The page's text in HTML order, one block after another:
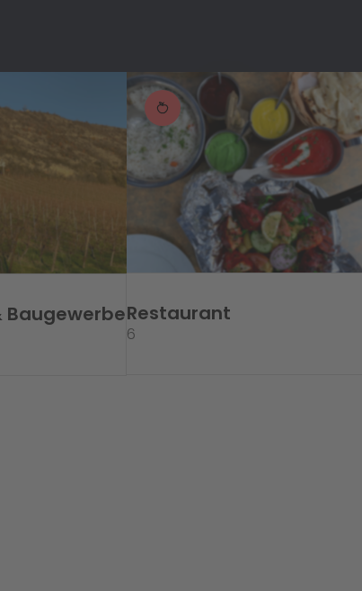
BaugewerbeRestaurant
6